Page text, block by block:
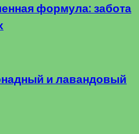
формула: забота
и лавандовый